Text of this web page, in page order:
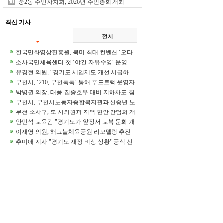
중2동 주민자치회, 2026년 주민총회 개최
최신 기사
전체
한국만화영상진흥원, 북미 최대 컨벤션 ‘오타
콘 2026’ 참가... K-만화의 문화적 가치 알렸다
소사국민체육센터 첫 ‘야간 자유수영’ 운영
유경현 의원, “경기도 세입제도 개선 시급하
다"
부천시, ‘210, 부천톡톡’ 통해 푸드트럭 운영자
와 축제 운영 개선 논의
박병권 의장, 태풍·집중호우 대비 지하차도·침
수우려주택 현장점검
부천시, 부천시노동자종합복지관과 신중년 노
후준비·취업지원 업무협약
부천 소사구, 도 시의원과 지역 현안 간담회 개
최
안민석 교육감 "경기도가 앞장서 교복 문화 개
선 감행하겠다"
이재영 의원, 해그늘체육공원 리모델링 추진
정담회 개최
추미애 지사 "경기도 재정 비상 상황" 공식 선